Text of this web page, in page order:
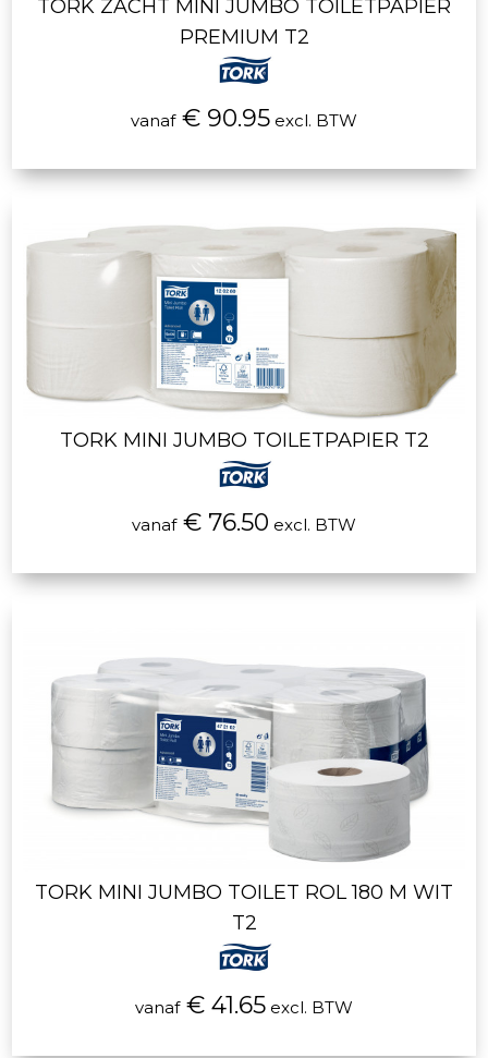
TORK ZACHT MINI JUMBO TOILETPAPIER
PREMIUM T2
vanaf€ 90.95 excl. BTW
TORK MINI JUMBO TOILETPAPIER T2
vanaf€ 76.50 excl. BTW
TORK MINI JUMBO TOILET ROL 180 M WIT
T2
vanaf€ 41.65 excl. BTW